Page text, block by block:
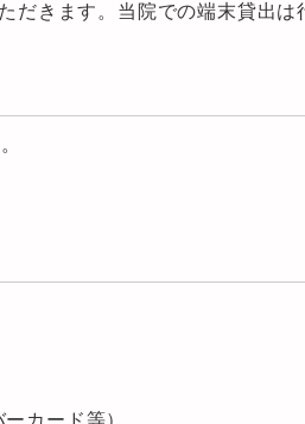
だきます。当院での端末貸出は